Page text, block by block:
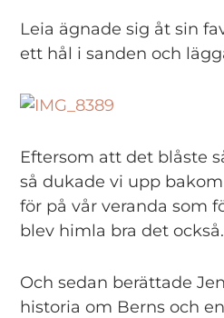
Leia ägnade sig åt sin
ett hål i sanden och
Eftersom att det blåste
så dukade vi upp
för på vår veranda som
blev himla bra det också.
Och sedan berättade
historia om Berns och